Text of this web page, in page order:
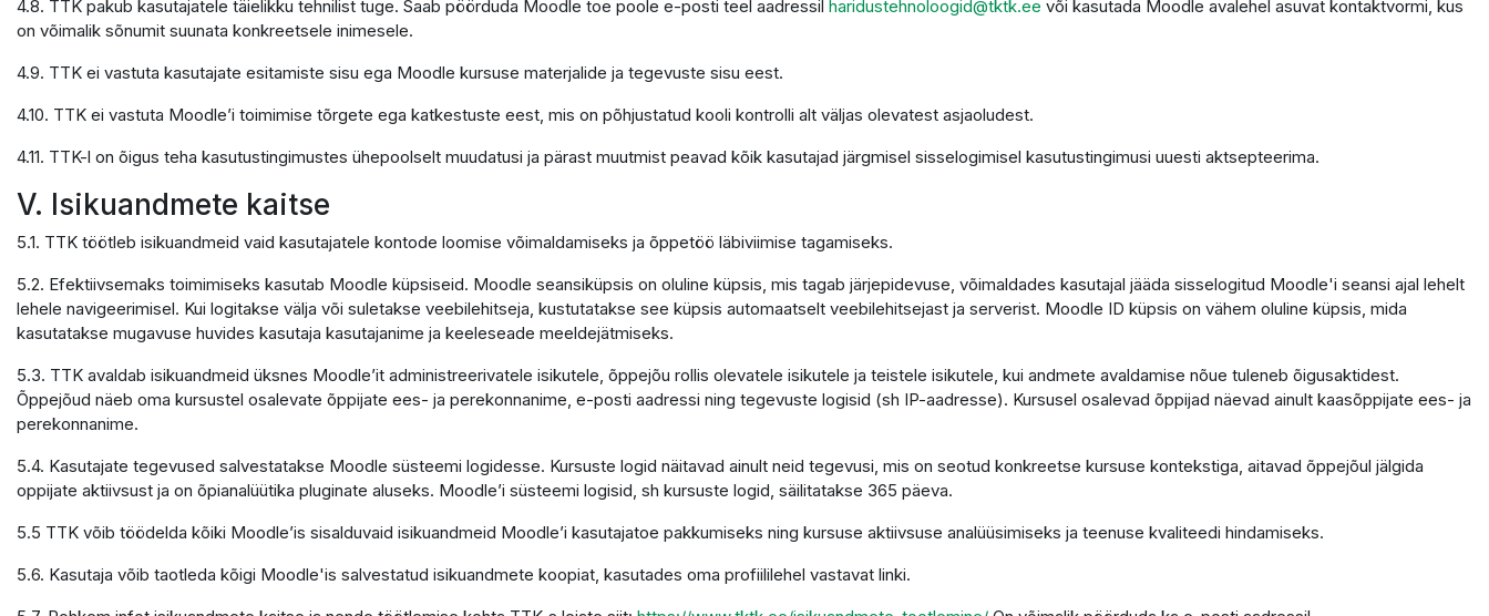
4.8. TTK pakub kasutajatele täielikku tehnilist tuge. Saab pöörduda Moodle toe poole e-posti teel aadressil haridustehnoloogid@tktk.ee või kasutada Moodle avalehel asuvat kontaktvormi, kus
on võimalik sõnumit suunata konkreetsele inimesele.
4.9. TTK ei vastuta kasutajate esitamiste sisu ega Moodle kursuse materjalide ja tegevuste sisu eest.
4.10. TTK ei vastuta Moodle’i toimimise tõrgete ega katkestuste eest, mis on põhjustatud kooli kontrolli alt väljas olevatest asjaoludest.
4.11. TTK-l on õigus teha kasutustingimustes ühepoolselt muudatusi ja pärast muutmist peavad kõik kasutajad järgmisel sisselogimisel kasutustingimusi uuesti aktsepteerima.
V. Isikuandmete kaitse
5.1. TTK töötleb isikuandmeid vaid kasutajatele kontode loomise võimaldamiseks ja õppetöö läbiviimise tagamiseks.
5.2. Efektiivsemaks toimimiseks kasutab Moodle küpsiseid. Moodle seansiküpsis on oluline küpsis, mis tagab järjepidevuse, võimaldades kasutajal jääda sisselogitud Moodle'i seansi ajal lehelt
lehele navigeerimisel. Kui logitakse välja või suletakse veebilehitseja, kustutatakse see küpsis automaatselt veebilehitsejast ja serverist. Moodle ID küpsis on vähem oluline küpsis, mida
kasutatakse mugavuse huvides kasutaja kasutajanime ja keeleseade meeldejätmiseks.
5.3. TTK avaldab isikuandmeid üksnes Moodle’it administreerivatele isikutele, õppejõu rollis olevatele isikutele ja teistele isikutele, kui andmete avaldamise nõue tuleneb õigusaktidest.
Õppejõud näeb oma kursustel osalevate õppijate ees- ja perekonnanime, e-posti aadressi ning tegevuste logisid (sh IP-aadresse). Kursusel osalevad õppijad näevad ainult kaasõppijate ees- ja
perekonnanime.
5.4. Kasutajate tegevused salvestatakse Moodle süsteemi logidesse. Kursuste logid näitavad ainult neid tegevusi, mis on seotud konkreetse kursuse kontekstiga, aitavad õppejõul jälgida
oppijate aktiivsust ja on õpianalüütika pluginate aluseks. Moodle’i süsteemi logisid, sh kursuste logid, säilitatakse 365 päeva.
5.5 TTK võib töödelda kõiki Moodle’is sisalduvaid isikuandmeid Moodle’i kasutajatoe pakkumiseks ning kursuse aktiivsuse analüüsimiseks ja teenuse kvaliteedi hindamiseks.
5.6. Kasutaja võib taotleda kõigi Moodle'is salvestatud isikuandmete koopiat, kasutades oma profiililehel vastavat linki.